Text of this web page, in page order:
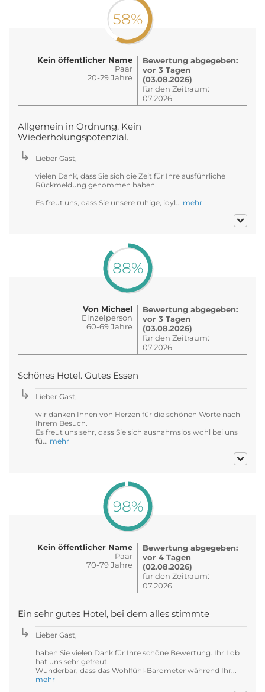
58%
Kein öffentlicher Name
Paar
20-29 Jahre
Bewertung abgegeben:
vor 3 Tagen
(03.08.2026)
für den Zeitraum:
07.2026
Allgemein in Ordnung. Kein
Wiederholungspotenzial.
Lieber Gast,
vielen Dank, dass Sie sich die Zeit für Ihre ausführliche
Rückmeldung genommen haben.
Es freut uns, dass Sie unsere ruhige, idyl... mehr
88%
Von Michael
Einzelperson
60-69 Jahre
Bewertung abgegeben:
vor 3 Tagen
(03.08.2026)
für den Zeitraum:
07.2026
Schönes Hotel. Gutes Essen
Lieber Gast,
wir danken Ihnen von Herzen für die schönen Worte nach
Ihrem Besuch.
Es freut uns sehr, dass Sie sich ausnahmslos wohl bei uns
fü... mehr
98%
Kein öffentlicher Name
Paar
70-79 Jahre
Bewertung abgegeben:
vor 4 Tagen
(02.08.2026)
für den Zeitraum:
07.2026
Ein sehr gutes Hotel, bei dem alles stimmte
Lieber Gast,
haben Sie vielen Dank für Ihre schöne Bewertung. Ihr Lob
hat uns sehr gefreut.
Wunderbar, dass das Wohlfühl-Barometer während Ihr...
mehr